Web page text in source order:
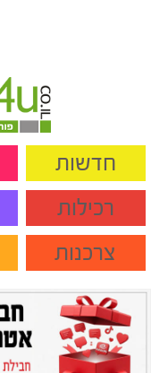
חדשות
רכילות
צרכנות